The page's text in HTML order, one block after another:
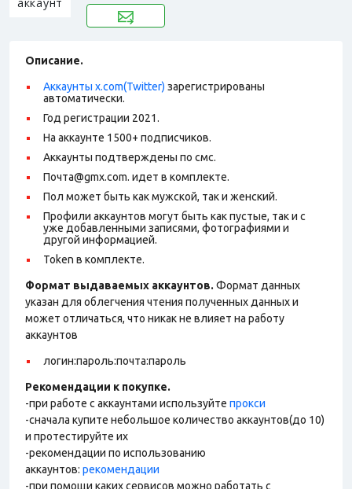
Описание.
Аккаунты x.com(Twitter) зарегистрированы
автоматически.
Год регистрации 2021.
На аккаунте 1500+ подписчиков.
Аккаунты подтверждены по смс.
Почта@gmx.com. идет в комплекте.
Пол может быть как мужской, так и женский.
Профили аккаунтов могут быть как пустые, так и с
уже добавленными записями, фотографиями и
другой информацией.
Token в комплекте.
Формат выдаваемых аккаунтов. Формат данных
указан для облегчения чтения полученных данных и
может отличаться, что никак не влияет на работу
аккаунтов
логин:пароль:почта:пароль
Рекомендации к покупке.
-при работе с аккаунтами используйте прокси
-сначала купите небольшое количество аккаунтов(до 10)
и протестируйте их
-рекомендации по использованию
аккаунтов: рекомендации
-при помощи каких сервисов можно работать с